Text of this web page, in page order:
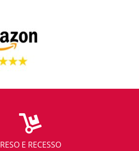
RESO E RECESSO